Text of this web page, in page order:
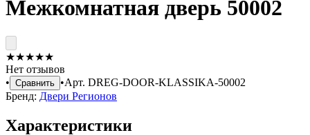
Межкомнатная дверь 50002
★★★★★
Нет отзывов
• Сравнить •Арт. DREG-DOOR-KLASSIKA-50002
Бренд: Двери Регионов
Характеристики